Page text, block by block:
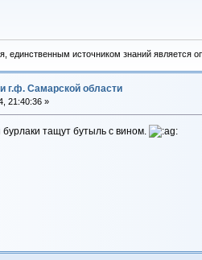
единственным источником знаний является
г.ф. Самарской области
21:40:36 »
тащут бутыль с вином.